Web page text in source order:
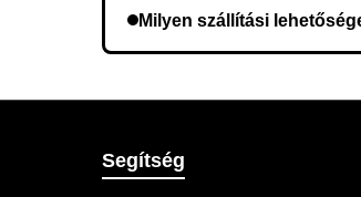
Milyen szállítási
Segítség